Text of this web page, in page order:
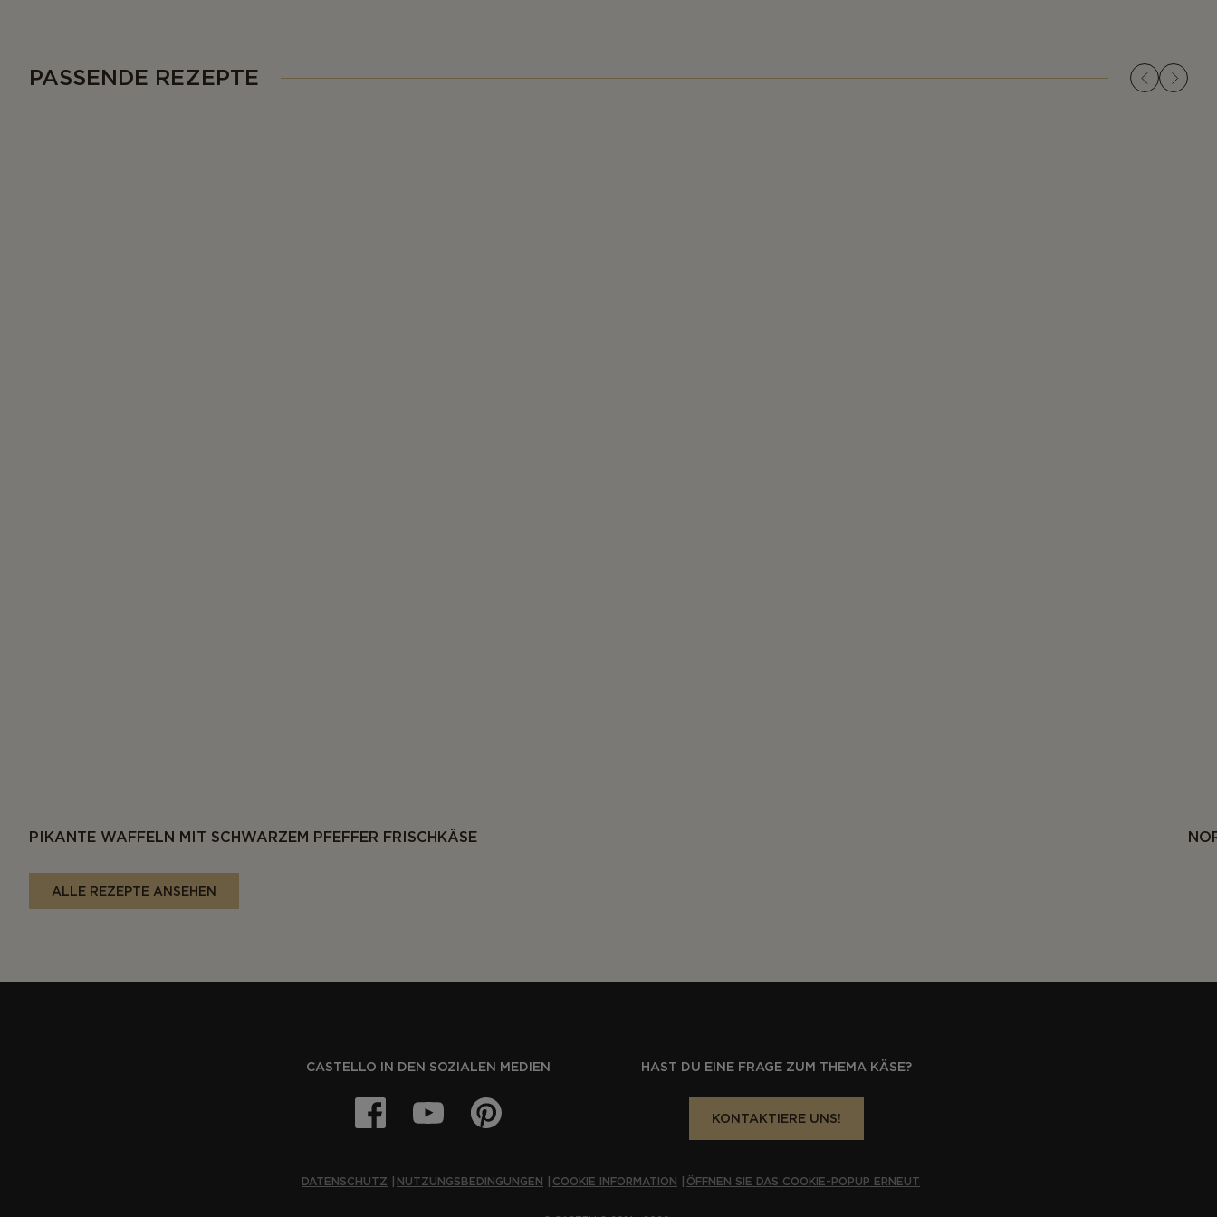
PASSENDE REZEPTE
PIKANTE WAFFELN MIT SCHWARZEM PFEFFER FRISCHKÄSE
ALLE REZEPTE ANSEHEN
CASTELLO IN DEN SOZIALEN MEDIEN HAST DU EINE FRAGE ZUM THEMA KÄSE?
KONTAKTIERE UNS!
DATENSCHUTZ NUTZUNGSBEDINGUNGEN COOKIE INFORMATION ÖFFNEN SIE DAS COOKIE-POPUP ERNEUT